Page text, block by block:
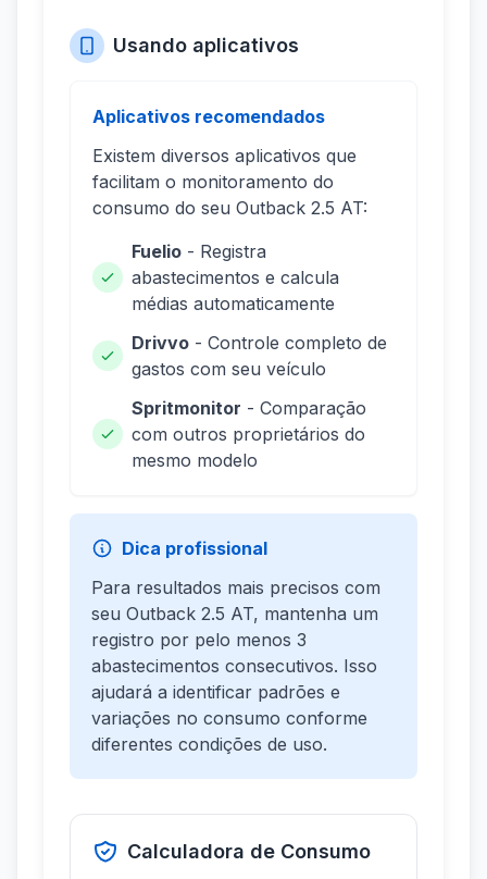
Usando aplicativos
Aplicativos recomendados
Existem diversos aplicativos que
facilitam o monitoramento do
consumo do seu Outback 2.5 AT:
Fuelio - Registra
abastecimentos e calcula
médias automaticamente
Drivvo - Controle completo de
gastos com seu veículo
Spritmonitor - Comparação
com outros proprietários do
mesmo modelo
Dica profissional
Para resultados mais precisos com
seu Outback 2.5 AT, mantenha um
registro por pelo menos 3
abastecimentos consecutivos. Isso
ajudará a identificar padrões e
variações no consumo conforme
diferentes condições de uso.
Calculadora de Consumo